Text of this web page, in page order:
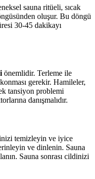
sauna ritüeli, sıcak
oluşur. Bu döngü
30-45 dakikayı
önemlidir. Terleme ile
gerekir. Hamileler,
tansiyon problemi
danışmalıdır.
temizleyin ve iyice
ve dinlenin. Sauna
Sauna sonrası cildinizi